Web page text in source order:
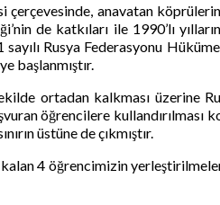
çerçevesinde, anavatan
de katkıları ile 1990’lı
Rusya Federasyonu
başlanmıştır.
ortadan kalkması üzerine
öğrencilere
üstüne de çıkmıştır.
4 öğrencimizin